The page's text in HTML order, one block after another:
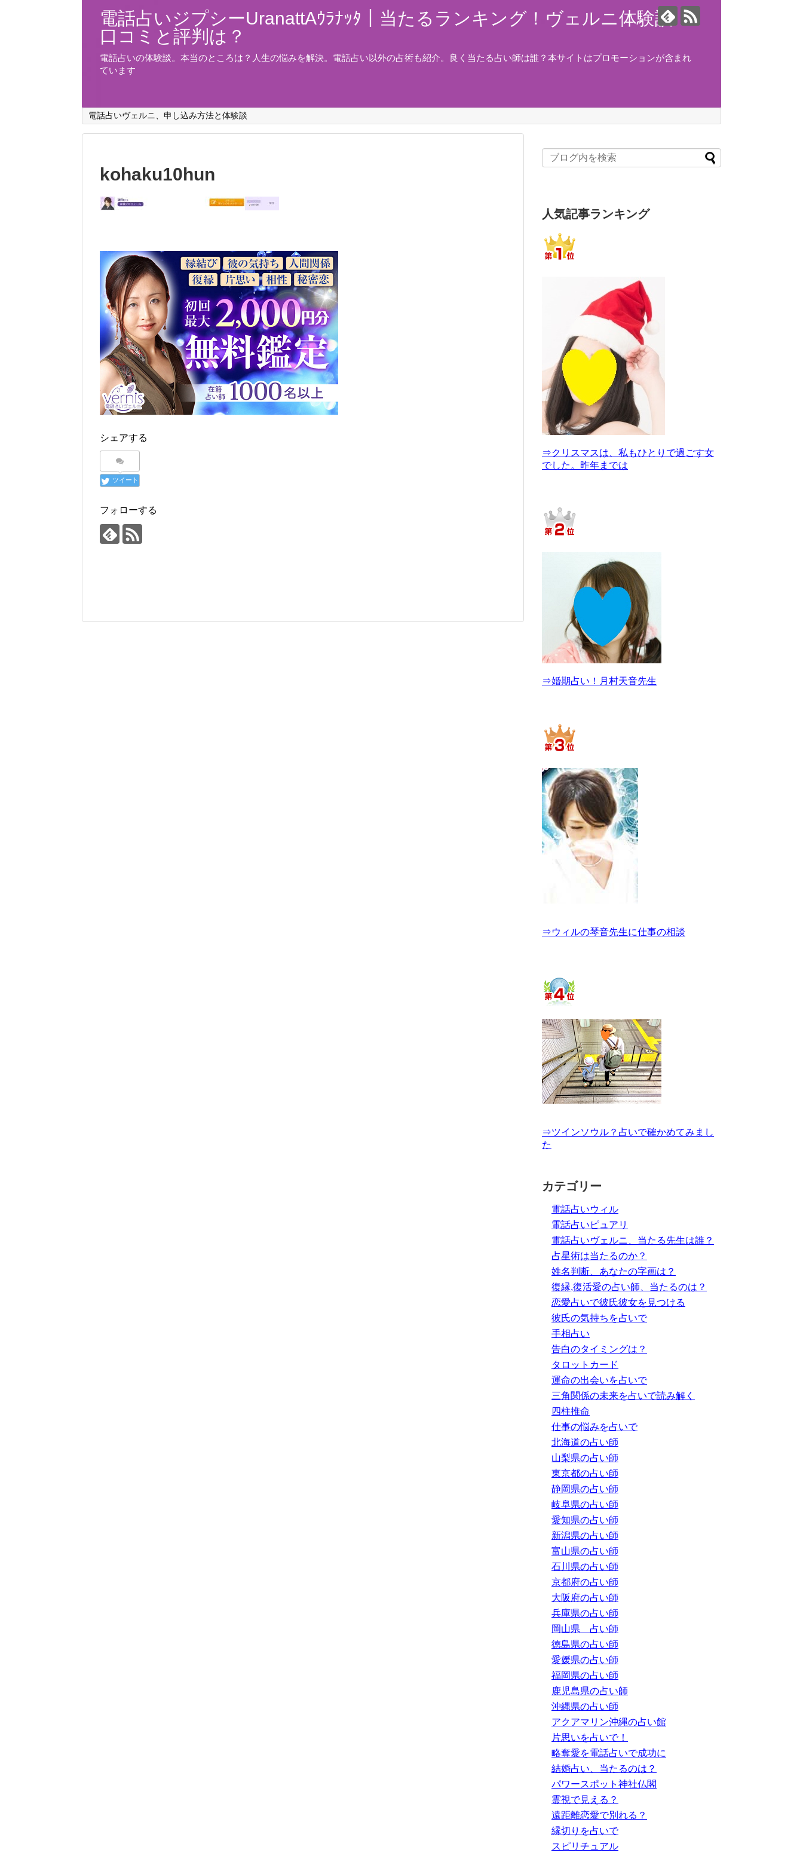
電話占いジプシーUranattAｳﾗﾅｯﾀ｜当たるランキング！ヴェルニ体験談！
口コミと評判は？
電話占いの体験談。本当のところは？人生の悩みを解決。電話占い以外の占術も紹介。良く当たる占い師は誰？本サイトはプロモーションが含まれ
ています
電話占いヴェルニ、申し込み方法と体験談
kohaku10hun
シェアする
ツイート
フォローする
人気記事ランキング
⇒クリスマスは、私もひとりで過ごす女
でした。昨年までは
⇒婚期占い！月村天音先生
⇒ウィルの琴音先生に仕事の相談
⇒ツインソウル？占いで確かめてみまし
た
カテゴリー
電話占いウィル
電話占いピュアリ
電話占いヴェルニ、当たる先生は誰？
占星術は当たるのか？
姓名判断、あなたの字画は？
復縁,復活愛の占い師、当たるのは？
恋愛占いで彼氏彼女を見つける
彼氏の気持ちを占いで
手相占い
告白のタイミングは？
タロットカード
運命の出会いを占いで
三角関係の未来を占いで読み解く
四柱推命
仕事の悩みを占いで
北海道の占い師
山梨県の占い師
東京都の占い師
静岡県の占い師
岐阜県の占い師
愛知県の占い師
新潟県の占い師
富山県の占い師
石川県の占い師
京都府の占い師
大阪府の占い師
兵庫県の占い師
岡山県 占い師
徳島県の占い師
愛媛県の占い師
福岡県の占い師
鹿児島県の占い師
沖縄県の占い師
アクアマリン沖縄の占い館
片思いを占いで！
略奪愛を電話占いで成功に
結婚占い、当たるのは？
パワースポット神社仏閣
霊視で見える？
遠距離恋愛で別れる？
縁切りを占いで
スピリチュアル